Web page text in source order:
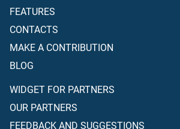
FEATURES
CONTACTS
MAKE A CONTRIBUTION
BLOG
WIDGET FOR PARTNERS
OUR PARTNERS
FEEDBACK AND SUGGESTIONS